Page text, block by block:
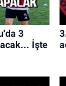
3
İşte